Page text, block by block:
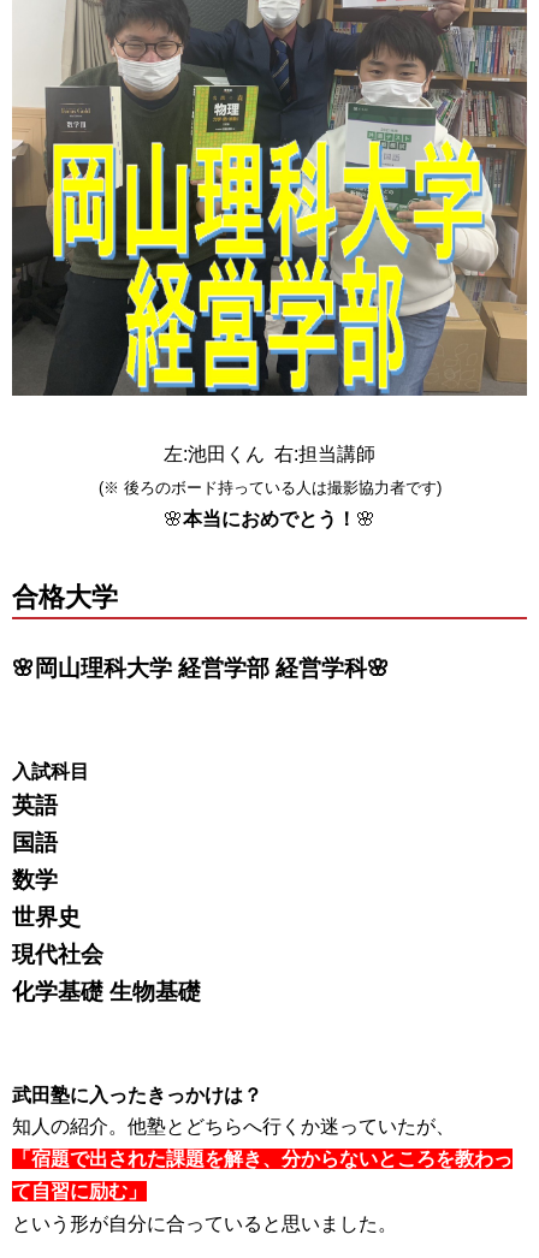
左:池田くん 右:担当講師
(※ 後ろのボード持っている人は撮影協力者です)
🌸本当におめでとう！ 🌸
合格大学
🌸岡山理科大学 経営学部 経営学科🌸
入試科目
英語
国語
数学
世界史
現代社会
化学基礎 生物基礎
武田塾に入ったきっかけは？
知人の紹介。他塾とどちらへ行くか迷っていたが、
「宿題で出された課題を解き、分からないところを教わっ
て自習に励む」
という形が自分に合っていると思いました。